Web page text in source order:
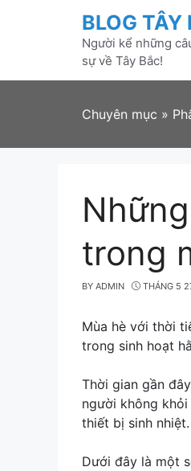
BLOG TÂY
Người kể những
sự về Tây Bắc!
Chuyên mục »
trong
BY ADMIN THÁNG 5
Mùa hè với thời
trong sinh hoạt
Thời gian gần
người không
thiết bị sinh nhiệt.
Dưới đây là một